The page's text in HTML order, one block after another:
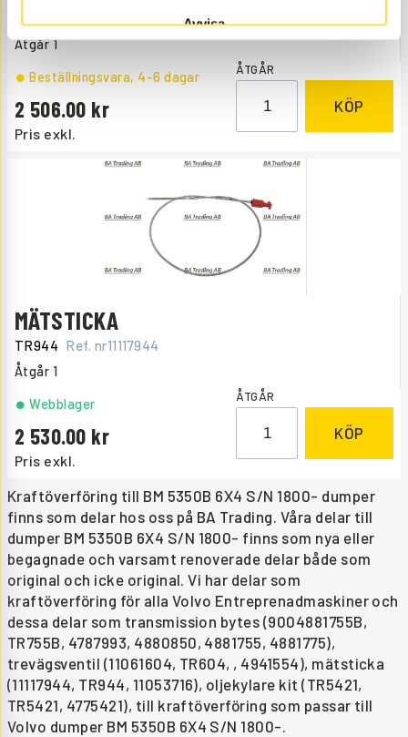
Avvisa
Tryckluftreglage.
Åtgår1
Pris exkl.
2 506.00
Beställningsvara, 4-6 dagar ÅTGÅR
KÖP
MÄTSTICKA
TR944 Ref. nr11117944
Åtgår 1
Pris exkl.
2 530.00
Webblager ÅTGÅR
KÖP
Kraftöverföring till BM 5350B 6X4 S/N 1800- dumper
finns som delar hos oss på BA Trading. Våra delar till
dumper BM 5350B 6X4 S/N 1800- finns som nya eller
begagnade och varsamt renoverade delar både som
original och icke original. Vi har delar som
kraftöverföring för alla Volvo Entreprenadmaskiner och
dessa delar som transmission bytes (9004881755B,
TR755B, 4787993, 4880850, 4881755, 4881775),
trevägsventil (11061604, TR604, , 4941554), mätsticka
(11117944, TR944, 11053716), oljekylare kit (TR5421,
TR5421, 4775421), till kraftöverföring som passar till
Volvo dumper BM 5350B 6X4 S/N 1800-.